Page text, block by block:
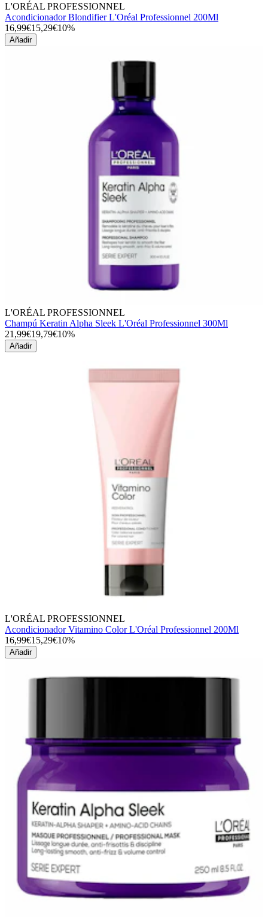
L'ORÉAL PROFESSIONNEL
Acondicionador Blondifier L'Oréal Professionnel 200Ml
16,99€15,29€10%
Añadir
L'ORÉAL PROFESSIONNEL
Champú Keratin Alpha Sleek L'Oréal Professionnel 300Ml
21,99€19,79€10%
Añadir
L'ORÉAL PROFESSIONNEL
Acondicionador Vitamino Color L'Oréal Professionnel 200Ml
16,99€15,29€10%
Añadir